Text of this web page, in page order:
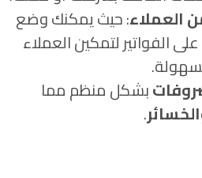
العملاء: حيث يمكنك وضع
الفواتير لتمكين العملاء
بشكل منظم مما
.